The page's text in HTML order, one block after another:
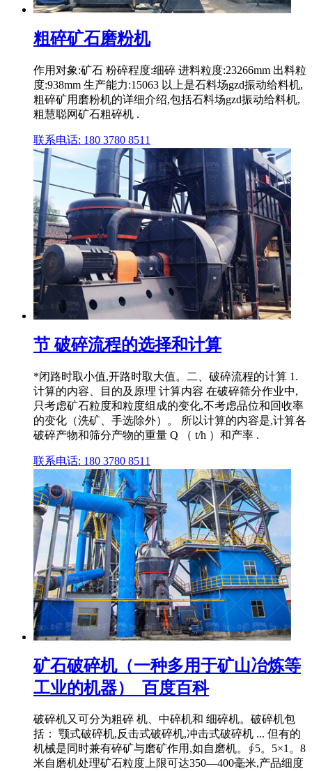
粗碎矿石磨粉机
作用对象:矿石 粉碎程度:细碎 进料粒度:23266mm 出料粒
度:938mm 生产能力:15063 以上是石料场gzd振动给料机,
粗碎矿用磨粉机的详细介绍,包括石料场gzd振动给料机,
粗慧聪网矿石粗碎机 .
联系电话: 180 3780 8511
节 破碎流程的选择和计算
*闭路时取小值,开路时取大值。二、破碎流程的计算 1.
计算的内容、目的及原理 计算内容 在破碎筛分作业中,
只考虑矿石粒度和粒度组成的变化,不考虑品位和回收率
的变化（洗矿、手选除外）。 所以计算的内容是,计算各
破碎产物和筛分产物的重量 Q （ t/h ）和产率 .
联系电话: 180 3780 8511
矿石破碎机（一种多用于矿山冶炼等
工业的机器）_百度百科
破碎机又可分为粗碎 机、中碎机和 细碎机。破碎机包
括： 颚式破碎机,反击式破碎机,冲击式破碎机 ... 但有的
机械是同时兼有碎矿与磨矿作用,如自磨机。∮5。5×1。8
米自磨机处理矿石粒度上限可达350—400毫米,产品细度